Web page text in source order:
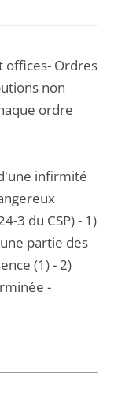
offices- Ordres
non
ordre
infirmité
3 du CSP) - 1)
partie des
(1) - 2)
-